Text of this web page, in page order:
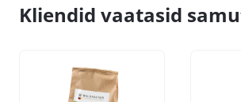
Kliendid vaatasid